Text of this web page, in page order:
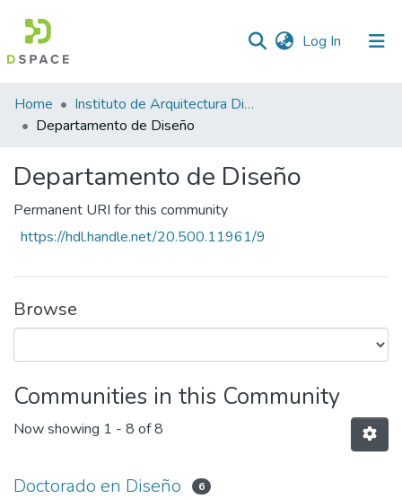
Log In (current)
Statistics
Home
Instituto de Arquitectura Diseño y Arte
Departamento de Diseño
Departamento de Diseño
Permanent URI for this community
https://hdl.handle.net/20.500.11961/9
Browse
Communities in this Community
Now showing 1 - 8 of 8
Doctorado en Diseño 6